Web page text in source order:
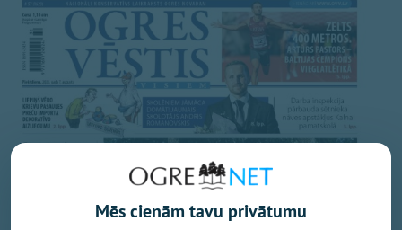
Mēs cienām tavu privātumu